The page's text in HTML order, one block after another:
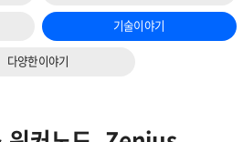
기술이야기
다양한이야기